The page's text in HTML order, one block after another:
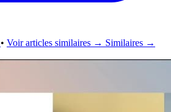
• Voir articles similaires → Similaires →